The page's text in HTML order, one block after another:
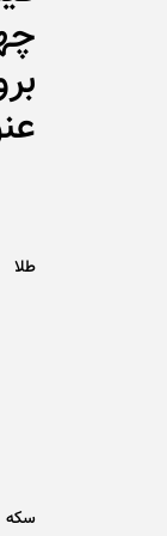
طلا
سکه